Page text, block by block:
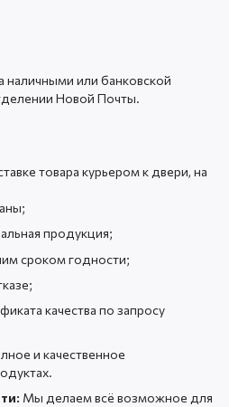
наличными или банковской
Новой Почты.
товара курьером к двери, на
продукция;
сроком годности;
качества по запросу
и качественное
Мы делаем всё возможное для